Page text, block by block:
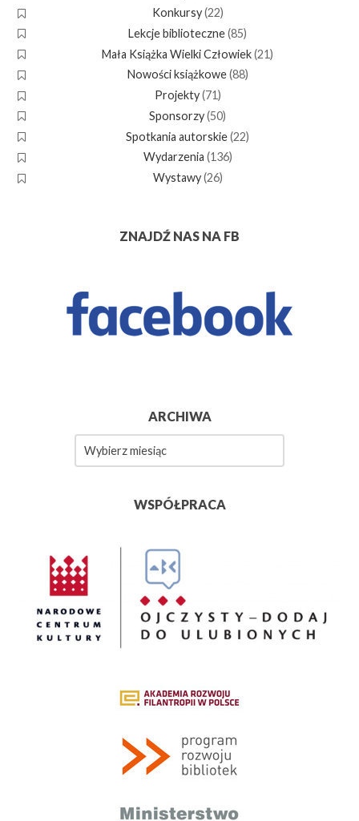
Konkursy(22)
Lekcje biblioteczne(85)
Mała Książka Wielki Człowiek(21)
Nowości książkowe(88)
Projekty(71)
Sponsorzy(50)
Spotkania autorskie(22)
Wydarzenia (136)
Wystawy(26)
ZNAJDŹ NAS NA FB
ARCHIWA
WSPÓŁPRACA